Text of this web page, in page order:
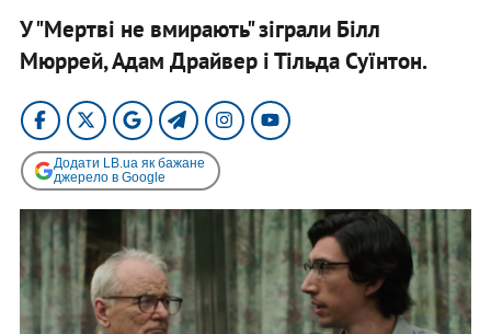
У "Мертві не вмирають" зіграли Білл
Мюррей, Адам Драйвер і Тільда Суїнтон.
Додати LB.ua як бажане
джерело в Google